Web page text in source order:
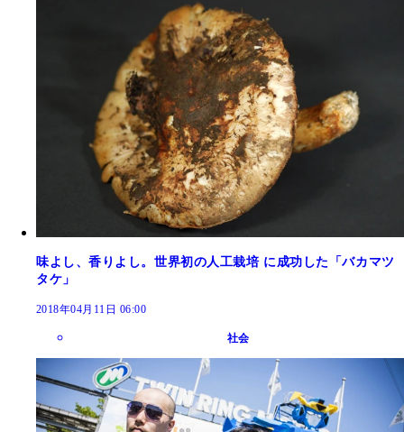
味よし、香りよし。世界初の人工栽培 に成功した「バカマツ
タケ」
2018年04月11日 06:00
社会